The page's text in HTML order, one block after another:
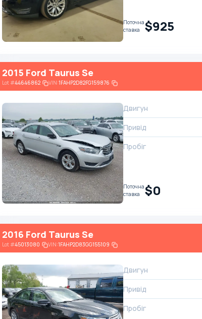
Поточна
ставка
$925
2015 Ford Taurus Se
Lot#44646862 VIN:1FAHP2D82FG159876
Двигун
Привід
Пробіг
Поточна
ставка
$0
2016 Ford Taurus Se
Lot#45013080 VIN:1FAHP2D83GG155109
Двигун
Привід
Пробіг